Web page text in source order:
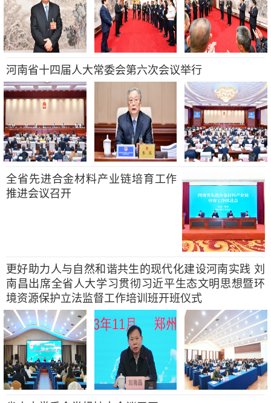
河南省十四届人大常委会第六次会议举行
全省先进合金材料产业链培育工作
推进会议召开
更好助力人与自然和谐共生的现代化建设河南实践 刘
南昌出席全省人大学习贯彻习近平生态文明思想暨环
境资源保护立法监督工作培训班开班仪式